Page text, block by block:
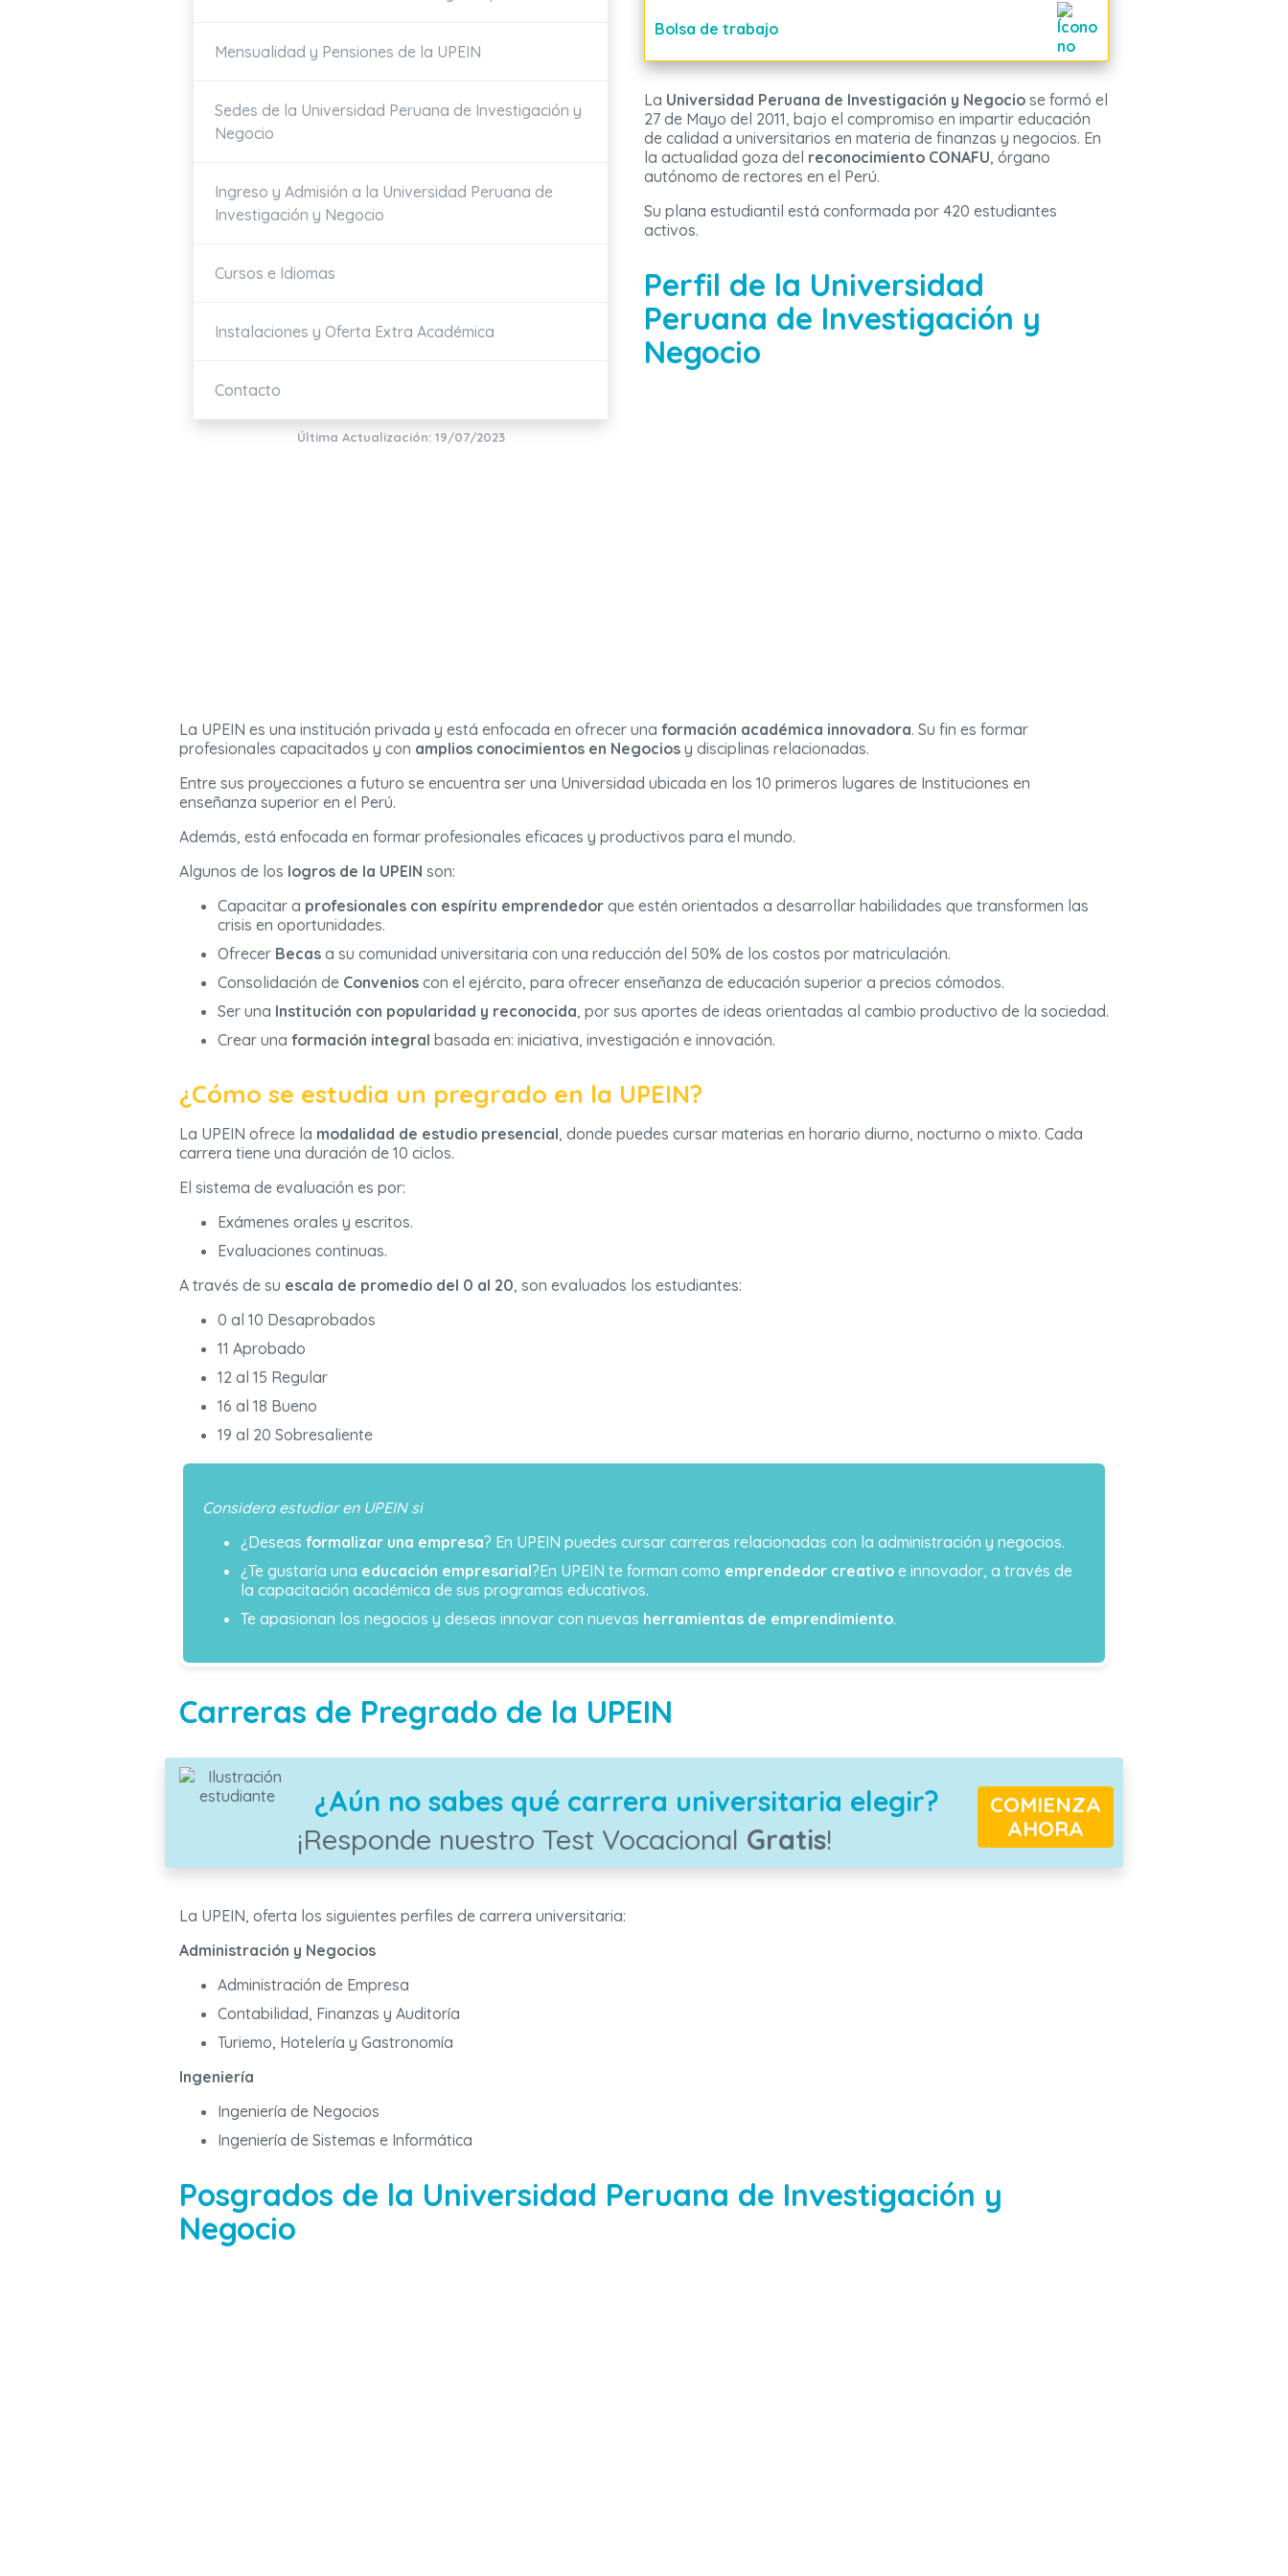
Mensualidad y Pensiones de la UPEIN
Sedes de la Universidad Peruana de Investigación y
Negocio
Ingreso y Admisión a la Universidad Peruana de
Investigación y Negocio
Cursos e Idiomas
Instalaciones y Oferta Extra Académica
Contacto
Última Actualización: 19/07/2023
Bolsa de trabajo
La Universidad Peruana de Investigación y Negocio se formó el
27 de Mayo del 2011, bajo el compromiso en impartir educación
de calidad a universitarios en materia de finanzas y negocios. En
la actualidad goza del reconocimiento CONAFU, órgano
autónomo de rectores en el Perú.
Su plana estudiantil está conformada por 420 estudiantes
activos.
Perfil de la Universidad
Peruana de Investigación y
Negocio
La UPEIN es una institución privada y está enfocada en ofrecer una formación académica innovadora. Su fin es formar
profesionales capacitados y con amplios conocimientos en Negocios y disciplinas relacionadas.
Entre sus proyecciones a futuro se encuentra ser una Universidad ubicada en los 10 primeros lugares de Instituciones en
enseñanza superior en el Perú.
Además, está enfocada en formar profesionales eficaces y productivos para el mundo.
Algunos de los logros de la UPEIN son:
Capacitar a profesionales con espíritu emprendedor que estén orientados a desarrollar habilidades que transformen las
crisis en oportunidades.
Ofrecer Becas a su comunidad universitaria con una reducción del 50% de los costos por matriculación.
Consolidación de Convenios con el ejército, para ofrecer enseñanza de educación superior a precios cómodos.
Ser una Institución con popularidad y reconocida, por sus aportes de ideas orientadas al cambio productivo de la sociedad.
Crear una formación integral basada en: iniciativa, investigación e innovación.
¿Cómo se estudia un pregrado en la UPEIN?
La UPEIN ofrece la modalidad de estudio presencial, donde puedes cursar materias en horario diurno, nocturno o mixto. Cada
carrera tiene una duración de 10 ciclos.
El sistema de evaluación es por:
Exámenes orales y escritos.
Evaluaciones continuas.
A través de su escala de promedio del 0 al 20, son evaluados los estudiantes:
0 al 10 Desaprobados
11 Aprobado
12 al 15 Regular
16 al 18 Bueno
19 al 20 Sobresaliente
Considera estudiar en UPEIN si
¿Deseas formalizar una empresa? En UPEIN puedes cursar carreras relacionadas con la administración y negocios.
¿Te gustaría una educación empresarial?En UPEIN te forman como emprendedor creativo e innovador, a través de
la capacitación académica de sus programas educativos.
Te apasionan los negocios y deseas innovar con nuevas herramientas de emprendimiento.
Carreras de Pregrado de la UPEIN
¿Aún no sabes qué carrera universitaria elegir?
¡Responde nuestro Test Vocacional Gratis!
COMIENZA
AHORA
La UPEIN, oferta los siguientes perfiles de carrera universitaria:
Administración y Negocios
Administración de Empresa
Contabilidad, Finanzas y Auditoría
Turiemo, Hotelería y Gastronomía
Ingeniería
Ingeniería de Negocios
Ingeniería de Sistemas e Informática
Posgrados de la Universidad Peruana de Investigación y
Negocio